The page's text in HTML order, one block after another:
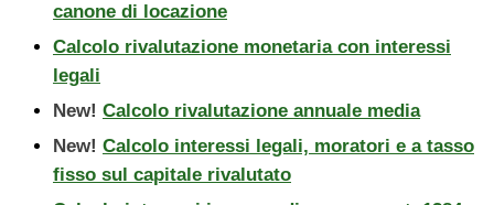
canone di locazione
Calcolo rivalutazione monetaria con interessi
legali
New! Calcolo rivalutazione annuale media
New! Calcolo interessi legali, moratori e a tasso
fisso sul capitale rivalutato